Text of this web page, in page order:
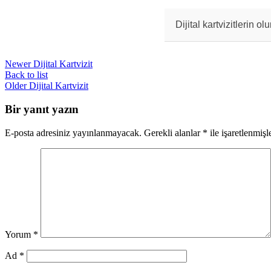
gelişeceği
Dijital kartvizitlerin
Newer Dijital Kartvizit
Back to list
Older Dijital Kartvizit
Bir yanıt yazın
E-posta adresiniz yayınlanmayacak. Gerekli alanlar * ile
Yorum *
Ad *